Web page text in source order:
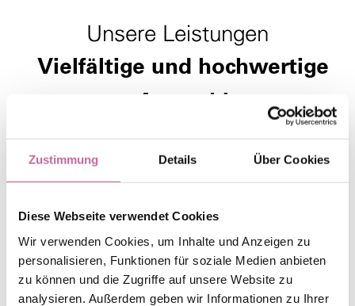
Zustimmung Details Über Cookies
Diese Webseite verwendet Cookies
Wir verwenden Cookies, um Inhalte und Anzeigen zu
personalisieren, Funktionen für soziale Medien anbieten
zu können und die Zugriffe auf unsere Website zu
analysieren. Außerdem geben wir Informationen zu Ihrer
Unsere Leistungen
Vielfältige und hochwertige
Zufriedenheit und Ihr Wohlbefinden zu steigern. Unser
Team besteht dafür aus verschiedenen Experten, die
Gesicht, Körper, Brust, Faltentherapie oder ein anderes
Spezialgebiet – bei uns finden sie das passende
Angebot für Ihre individuellen Bedürfnisse.